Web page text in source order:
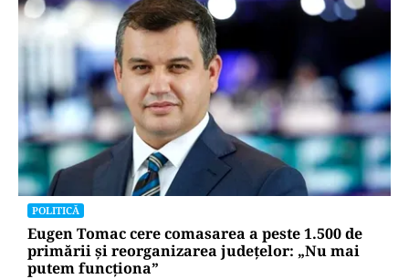
POLITICĂ
Eugen Tomac cere comasarea a peste 1.500 de
primării și reorganizarea județelor: „Nu mai
putem funcționa”